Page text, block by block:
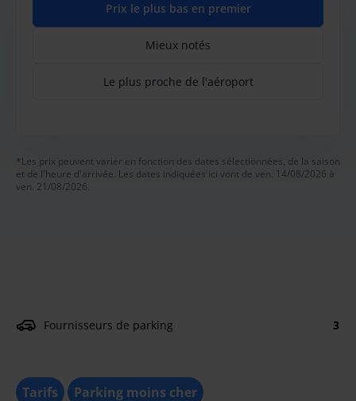
Prix le plus bas en premier
Mieux notés
Le plus proche de l'aéroport
*Les prix peuvent varier en fonction des dates sélectionnées, de la saison
et de l'heure d'arrivée. Les dates indiquées ici vont de ven. 14/08/2026 à
ven. 21/08/2026.
Fournisseurs de parking 3
Tarifs Parking moins cher